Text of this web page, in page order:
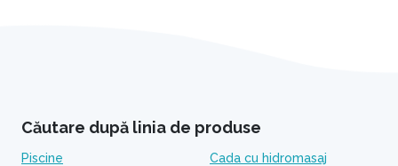
Căutare după linia de produse
Piscine
Cada cu hidromasaj